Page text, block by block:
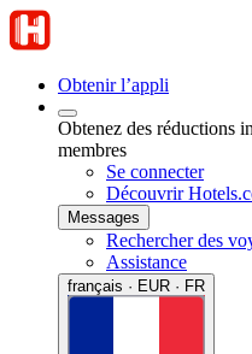
Obtenir l’appli
Obtenez des réductions
membres
Se connecter
Découvrir
Messages
Rechercher des
Assistance
français · EUR · FR